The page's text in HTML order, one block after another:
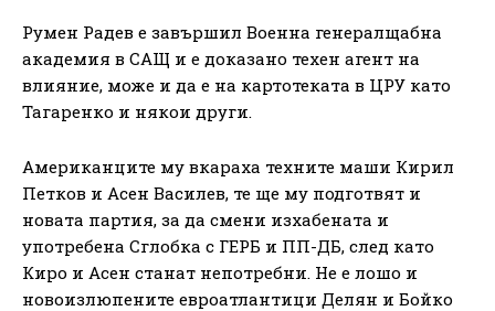
Румен Радев е завършил Военна генералщабна
академия в САЩ и е доказано техен агент на
влияние, може и да е на картотеката в ЦРУ като
Тагаренко и някои други.
Американците му вкараха техните маши Кирил
Петков и Асен Василев, те ще му подготвят и
новата партия, за да смени изхабената и
употребена Сглобка с ГЕРБ и ПП-ДБ, след като
Киро и Асен станат непотребни. Не е лошо и
новоизлюпените евроатлантици Делян и Бойко